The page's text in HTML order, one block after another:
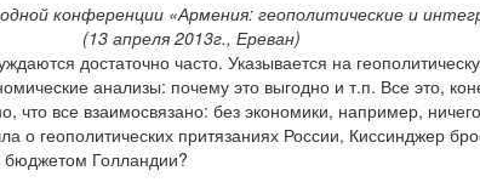
конференции «Армения: геополитические и
(13 апреля 2013г., Ереван)
достаточно часто. Указывается на
анализы: почему это выгодно и т.п. Все это,
что все взаимосвязано: без экономики, например,
о геополитических притязаниях России, Киссинджер
бюджетом Голландии?